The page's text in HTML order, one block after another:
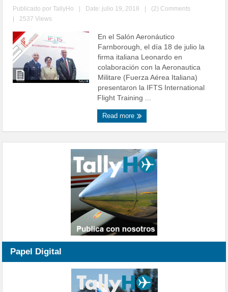
Publicado porTallyHo Date: julio 19, 2018
(2) Comments
2537 Views
En el Salón Aeronáutico
Farnborough, el día 18 de julio la
firma italiana Leonardo en
colaboración con la Aeronautica
Militare (Fuerza Aérea Italiana)
presentaron la IFTS International
Flight Training ...
Read more
Papel Digital